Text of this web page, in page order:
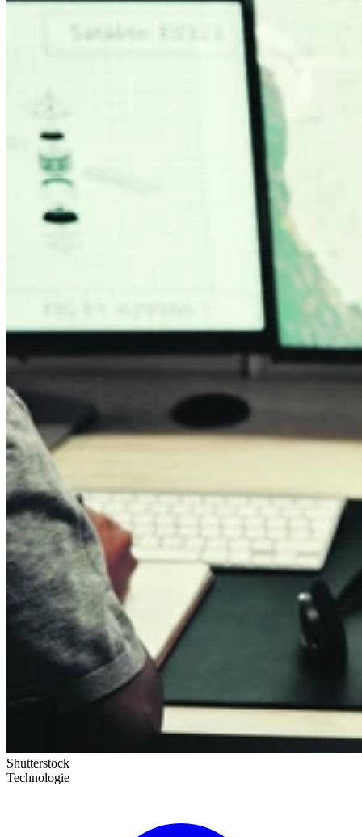
Shutterstock
Technologie